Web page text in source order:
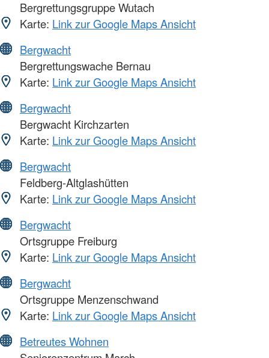
Bergrettungsgruppe Wutach
Karte: Link zur Google Maps Ansicht
Bergwacht
Bergrettungswache Bernau
Karte: Link zur Google Maps Ansicht
Bergwacht
Bergwacht Kirchzarten
Karte: Link zur Google Maps Ansicht
Bergwacht
Feldberg-Altglashütten
Karte: Link zur Google Maps Ansicht
Bergwacht
Ortsgruppe Freiburg
Karte: Link zur Google Maps Ansicht
Bergwacht
Ortsgruppe Menzenschwand
Karte: Link zur Google Maps Ansicht
Betreutes Wohnen